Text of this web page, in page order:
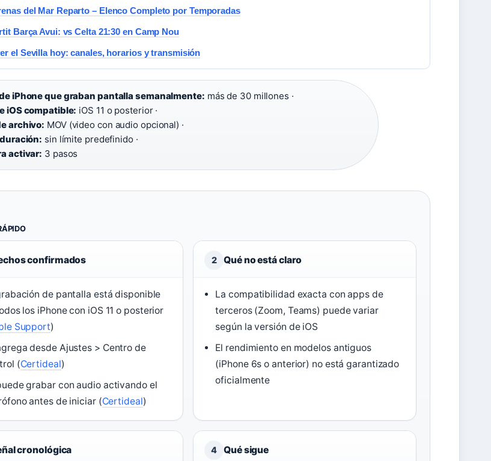
del Mar Reparto – Elenco Completo por Temporadas
Barça Avui: vs Celta 21:30 en Camp Nou
el Sevilla hoy: canales, horarios y transmisión
iPhone que graban pantalla semanalmente: más de 30 millones ·
iOS compatible: iOS 11 o posterior ·
archivo: MOV (video con audio opcional) ·
sin límite predefinido ·
activar: 3 pasos
confirmados
de pantalla está disponible
los iPhone con iOS 11 o posterior
Support)
desde Ajustes > Centro de
(Certideal)
grabar con audio activando el
antes de iniciar (Certideal)
2 Qué no está claro
La compatibilidad exacta con apps de
terceros (Zoom, Teams) puede variar
según la versión de iOS
El rendimiento en modelos antiguos
(iPhone 6s o anterior) no está garantizado
oficialmente
cronológica 4 Qué sigue